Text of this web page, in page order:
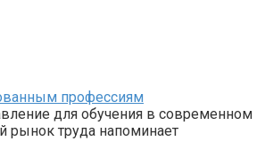
профессиям
для обучения в современном
труда напоминает